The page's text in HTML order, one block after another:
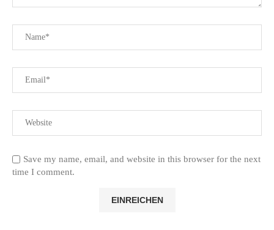
Save my name, email, and website in this browser for the next
time I comment.